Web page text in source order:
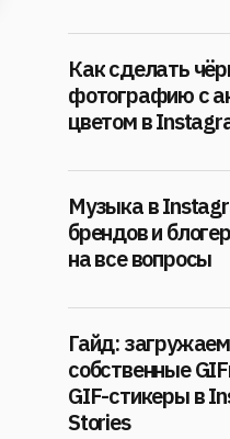
Как сделать
фотографию с
цветом в
Музыка в
брендов и
на все вопросы
Гайд:
собственные
GIF-стикеры в
Stories